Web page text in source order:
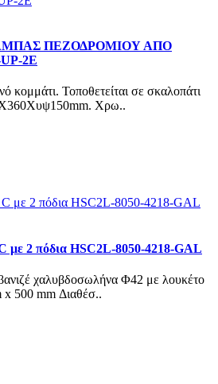
ΠΕΖΟΔΡΟΜΙΟΥ ΑΠΟ
2E
κομμάτι. Τοποθετείται σε σκαλοπάτι
Χρω..
με 2 πόδια HSC2L-8050-4218-GAL
χαλυβδοσωλήνα Φ42 με λουκέτο
x 500 mm Διαθέσ..